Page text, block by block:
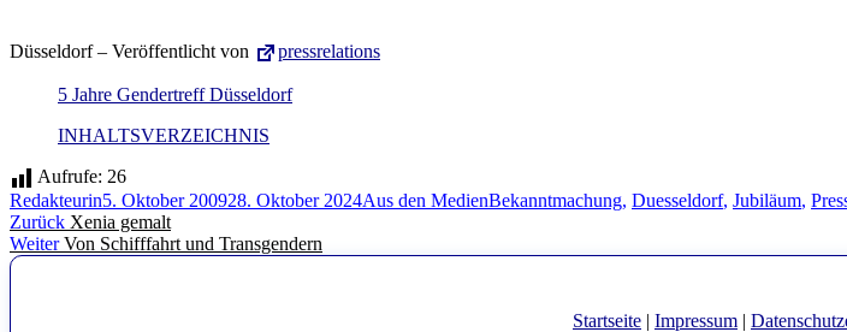
Düsseldorf – Veröffentlicht von pressrelations
5 Jahre Gendertreff Düsseldorf
INHALTSVERZEICHNIS
Aufrufe: 26
Autor
RedakteurinVeröffentlicht
am
5. Oktober 200928. Oktober 2024Kategorien
Aus den MedienSchlagwörter
Bekanntmachung, Duesseldorf, Jubiläum,
Beitragsnavigation
Zurück Vorheriger
Beitrag:
Xenia gemalt
Weiter Nächster
Von Schifffahrt und Transgendern
Startseite | Impressum |